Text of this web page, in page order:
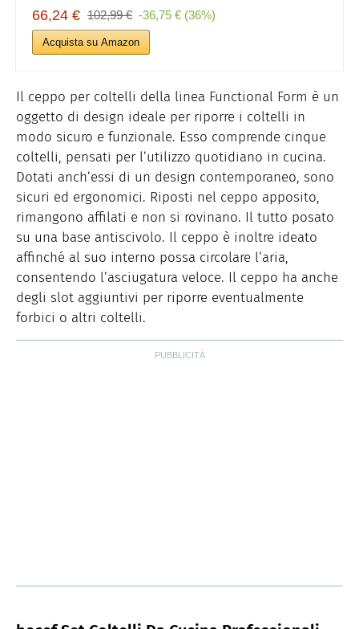
66,24 € 102,99 € -36,75 € (36%)
Acquista su Amazon
Il ceppo per coltelli della linea Functional Form è un
oggetto di design ideale per riporre i coltelli in
modo sicuro e funzionale. Esso comprende cinque
coltelli, pensati per l’utilizzo quotidiano in cucina.
Dotati anch’essi di un design contemporaneo, sono
sicuri ed ergonomici. Riposti nel ceppo apposito,
rimangono affilati e non si rovinano. Il tutto posato
su una base antiscivolo. Il ceppo è inoltre ideato
affinché al suo interno possa circolare l’aria,
consentendo l’asciugatura veloce. Il ceppo ha anche
degli slot aggiuntivi per riporre eventualmente
forbici o altri coltelli.